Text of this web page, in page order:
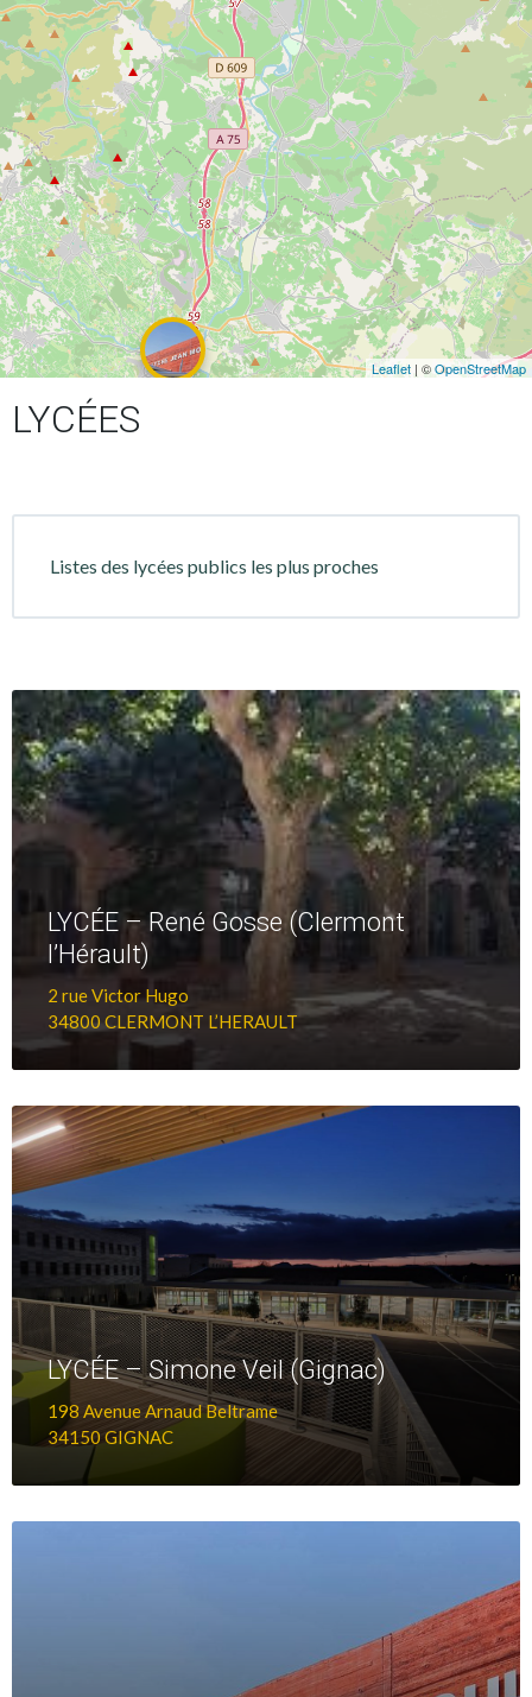
Leaflet | ©OpenStreetMap
LYCÉES
Listes des lycées publics les plus proches
LYCÉE – René Gosse (Clermont
l’Hérault)
2 rue Victor Hugo
34800 CLERMONT L’HERAULT
+
D'infos
LYCÉE – Simone Veil (Gignac)
198 Avenue Arnaud Beltrame
34150 GIGNAC
+
D'infos
+